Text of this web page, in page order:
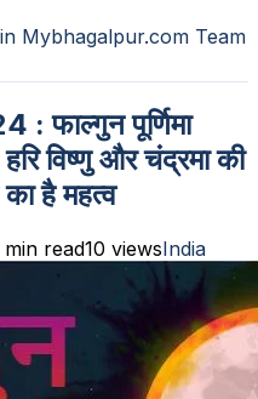
Mybhagalpur.com Team
फाल्गुन पूर्णिमा
विष्णु और चंद्रमा की
का है महत्व
min read10 viewsIndia